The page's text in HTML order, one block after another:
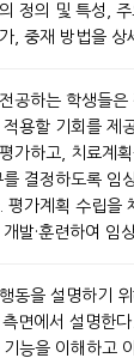
정의 및 특성,
, 중재 방법을 상
공하는 학생들
용할 기회를 제
가하고, 치료계
를 결정하도록 임
평가계획 수립을
발·훈련하여 임
동을 설명하기
측면에서 설명한
능을 이해하고